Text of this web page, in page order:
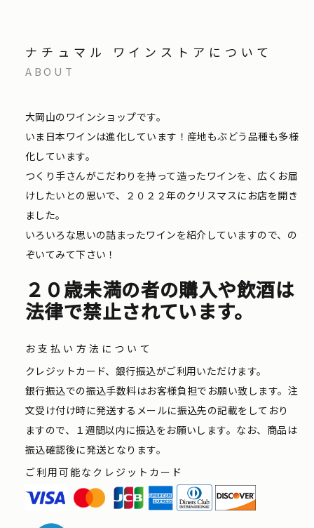
ナチュマル ワインストアについて
ABOUT
大岡山のワインショップです。
いま日本ワインは進化しています！産地もぶどう品種も多様
化しています。
つくり手さんがこだわりを持って造ったワインを、広くお届
けしたいとの思いで、２０２２年のクリスマスにお店を開き
ました。
いろいろな思いの詰まったワインを紹介していますので、の
ぞいてみて下さい！
２０歳未満の者の購入や飲酒は
法律で禁止されています。
お支払い方法について
クレジットカード、銀行振込がご利用いただけます。
銀行振込での振込手数料はお客様負担でお願い致します。注
文受け付け時に発送するメールに振込先の記載をしており
ますので、１週間以内に振込をお願いします。なお、商品は
振込確認後に発送となります。
ご利用可能なクレジットカード